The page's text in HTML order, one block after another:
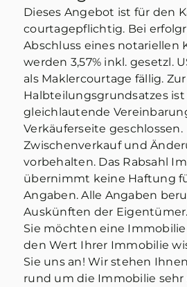
Dieses Angebot ist für den
courtagepflichtig. Bei
Abschluss eines notariellen
werden 3,57% inkl. gesetzl.
als Maklercourtage fällig.
Halbteilungsgrundsatzes ist
gleichlautende
Verkäuferseite geschlossen.
Zwischenverkauf und
vorbehalten. Das Rabsahl
übernimmt keine Haftung
Angaben. Alle Angaben
Auskünften der Eigentümer.
Sie möchten eine
den Wert Ihrer Immobilie
Sie uns an! Wir stehen
rund um die Immobilie sehr